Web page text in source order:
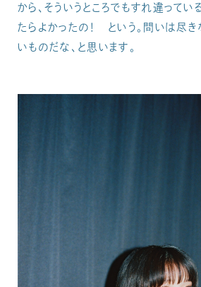
から、そういうところでもすれ違ってい
たらよかったの！ という。問いは尽き
いものだな、と思います。